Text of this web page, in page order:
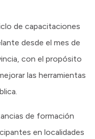
de capacitaciones
desde el mes de
con el propósito
las herramientas
de formación
en localidades